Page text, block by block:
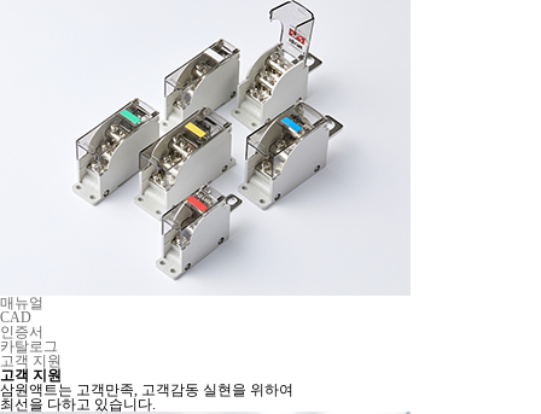
매뉴얼
CAD
인증서
카탈로그
고객 지원
고객 지원
삼원액트는 고객만족, 고객감동 실현을 위하여
최선을 다하고 있습니다.